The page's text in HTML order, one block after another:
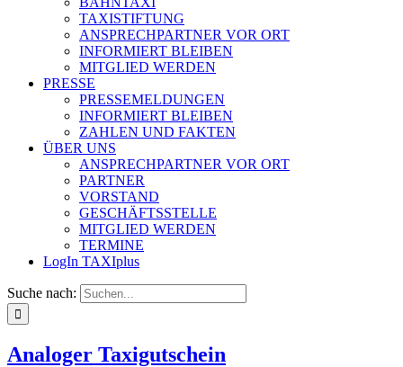
TAXISTIFTUNG
ANSPRECHPARTNER VOR ORT
INFORMIERT BLEIBEN
MITGLIED WERDEN
PRESSE
PRESSEMELDUNGEN
INFORMIERT BLEIBEN
ZAHLEN UND FAKTEN
ÜBER UNS
ANSPRECHPARTNER VOR ORT
PARTNER
VORSTAND
GESCHÄFTSSTELLE
MITGLIED WERDEN
TERMINE
LogIn TAXIplus
Suche nach:
Analoger Taxigutschein